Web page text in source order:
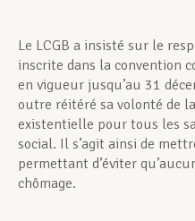
Le LCGB a insisté sur le
inscrite dans la convention
en vigueur jusqu’au 31
outre réitéré sa volonté de
existentielle pour tous les
social. Il s’agit ainsi de
permettant d’éviter
chômage.